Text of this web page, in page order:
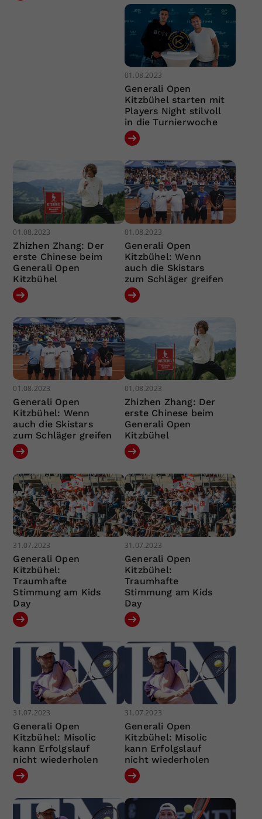
01.08.2023
Generali Open
Kitzbühel starten mit
Players Night stilvoll
in die Turnierwoche
01.08.2023
Zhizhen Zhang: Der
erste Chinese beim
Generali Open
Kitzbühel
01.08.2023
Generali Open
Kitzbühel: Wenn
auch die Skistars
zum Schläger greifen
01.08.2023
Generali Open
Kitzbühel: Wenn
auch die Skistars
zum Schläger greifen
01.08.2023
Zhizhen Zhang: Der
erste Chinese beim
Generali Open
Kitzbühel
31.07.2023
Generali Open
Kitzbühel:
Traumhafte
Stimmung am Kids
Day
31.07.2023
Generali Open
Kitzbühel:
Traumhafte
Stimmung am Kids
Day
31.07.2023
Generali Open
Kitzbühel: Misolic
kann Erfolgslauf
nicht wiederholen
31.07.2023
Generali Open
Kitzbühel: Misolic
kann Erfolgslauf
nicht wiederholen